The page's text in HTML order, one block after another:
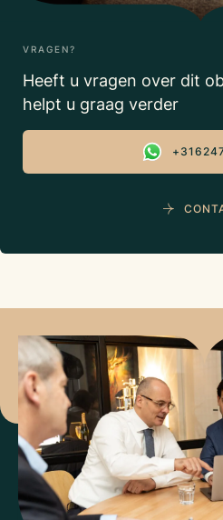
VRAGEN?
Heeft u vragen over dit
helpt u graag verder